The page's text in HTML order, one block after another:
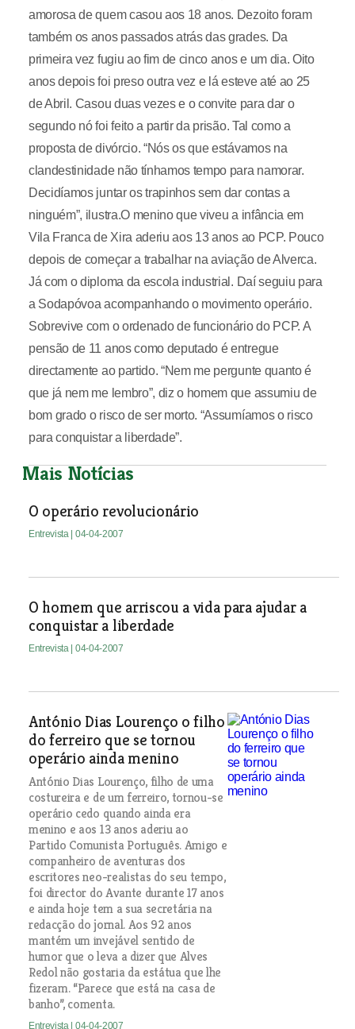
amorosa de quem casou aos 18 anos. Dezoito foram
também os anos passados atrás das grades. Da
primeira vez fugiu ao fim de cinco anos e um dia. Oito
anos depois foi preso outra vez e lá esteve até ao 25
de Abril. Casou duas vezes e o convite para dar o
segundo nó foi feito a partir da prisão. Tal como a
proposta de divórcio. “Nós os que estávamos na
clandestinidade não tínhamos tempo para namorar.
Decidíamos juntar os trapinhos sem dar contas a
ninguém”, ilustra.O menino que viveu a infância em
Vila Franca de Xira aderiu aos 13 anos ao PCP. Pouco
depois de começar a trabalhar na aviação de Alverca.
Já com o diploma da escola industrial. Daí seguiu para
a Sodapóvoa acompanhando o movimento operário.
Sobrevive com o ordenado de funcionário do PCP. A
pensão de 11 anos como deputado é entregue
directamente ao partido. “Nem me pergunte quanto é
que já nem me lembro”, diz o homem que assumiu de
bom grado o risco de ser morto. “Assumíamos o risco
para conquistar a liberdade”.
Mais Notícias
O operário revolucionário
Entrevista | 04-04-2007
O homem que arriscou a vida para ajudar a
conquistar a liberdade
Entrevista | 04-04-2007
António Dias Lourenço o filho
do ferreiro que se tornou
operário ainda menino
António Dias Lourenço, filho de uma
costureira e de um ferreiro, tornou-se
operário cedo quando ainda era
menino e aos 13 anos aderiu ao
Partido Comunista Português. Amigo e
companheiro de aventuras dos
escritores neo-realistas do seu tempo,
foi director do Avante durante 17 anos
e ainda hoje tem a sua secretária na
redacção do jornal. Aos 92 anos
mantém um invejável sentido de
humor que o leva a dizer que Alves
Redol não gostaria da estátua que lhe
fizeram. “Parece que está na casa de
banho”, comenta.
Entrevista | 04-04-2007